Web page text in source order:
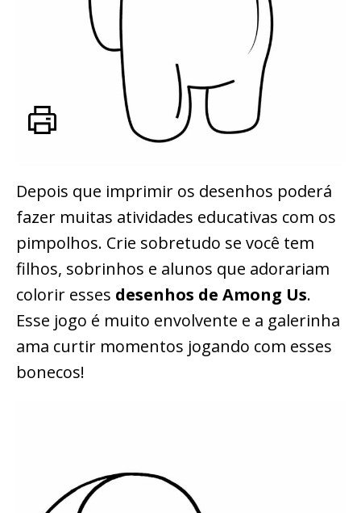
Depois que imprimir os desenhos poderá
fazer muitas atividades educativas com os
pimpolhos. Crie sobretudo se você tem
filhos, sobrinhos e alunos que adorariam
colorir esses desenhos de Among Us.
Esse jogo é muito envolvente e a galerinha
ama curtir momentos jogando com esses
bonecos!